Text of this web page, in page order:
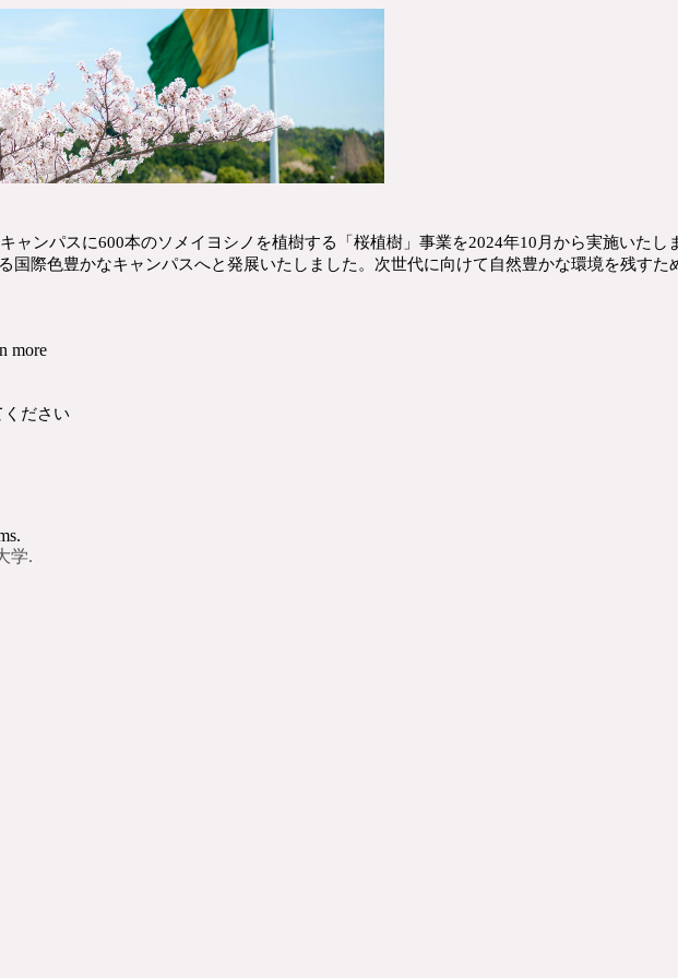
ャンパスに600本のソメイヨシノを植樹する「桜植樹」事業を2024年10月から実施いたし
国際色豊かなキャンパスへと発展いたしました。 次世代に向けて自然豊かな環境を残すた
more
ださい
学.